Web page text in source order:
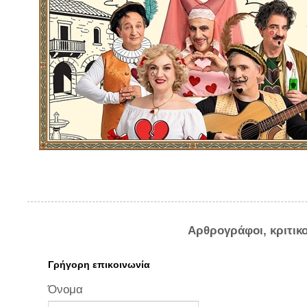
Αρθρογράφοι,
Γρήγορη επικοινωνία
Όνομα